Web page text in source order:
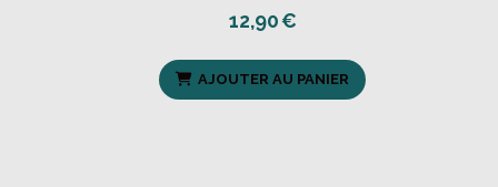
12,90€
AJOUTER AU PANIER